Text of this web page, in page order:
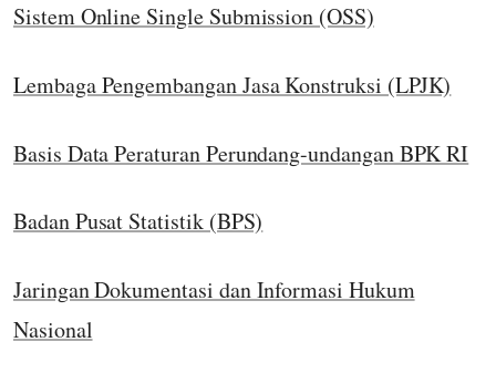
Sistem Online Single Submission (OSS)
Lembaga Pengembangan Jasa Konstruksi (LPJK)
Basis Data Peraturan Perundang-undangan BPK RI
Badan Pusat Statistik (BPS)
Jaringan Dokumentasi dan Informasi Hukum
Nasional